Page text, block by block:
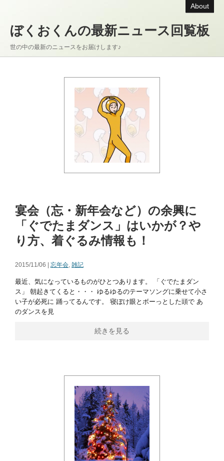
About
ぼくおくんの最新ニュース回覧板
世の中の最新のニュースをお届けします♪
宴会（忘・新年会など）の余興に
「ぐでたまダンス」はいかが？や
り方、着ぐるみ情報も！
2015/11/06 | 忘年会, 雑記
最近、気になっているものがひとつあります。 「ぐでたまダン
ス」 朝起きてくると・・・ ゆるゆるのテーマソングに乗せて小さ
い子が必死に 踊ってるんです。 寝ぼけ眼とボーっとした頭で あ
のダンスを見
続きを見る